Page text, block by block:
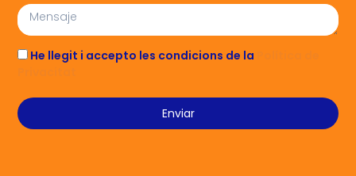
He llegit i accepto les condicions de la
Enviar